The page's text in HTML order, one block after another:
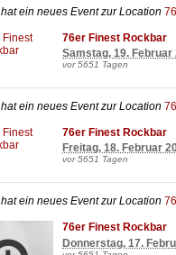
hat ein neues Event zur Location
76er Finest Rockbar
Samstag, 19. Februar
vor 5651 Tagen
hat ein neues Event zur Location
76er Finest Rockbar
Freitag, 18. Februar
vor 5651 Tagen
hat ein neues Event zur Location
76er Finest Rockbar
Donnerstag, 17.